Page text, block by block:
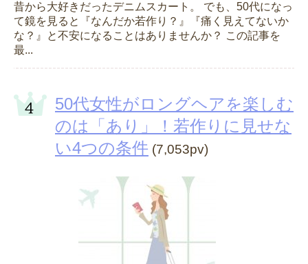
昔から大好きだったデニムスカート。 でも、50代になっ
て鏡を見ると『なんだか若作り？』『痛く見えてないか
な？』と不安になることはありませんか？ この記事を
最...
50代女性がロングヘアを楽しむ
のは「あり」！若作りに見せな
い4つの条件 (7,053pv)